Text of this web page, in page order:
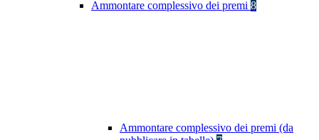
Ammontare complessivo dei premi 8
Ammontare complessivo dei premi (da